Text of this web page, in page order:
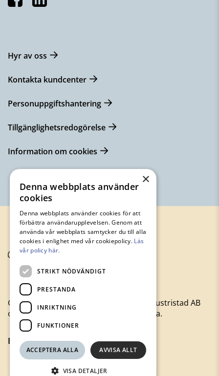
Hyr av oss
Kontakta kundcenter
Personuppgiftshantering
Tillgänglighetsredogörelse
Information om cookies
Gamla Byn är moderbolag till Avesta Industristad AB
och hyr ut lägenheter och lokaler i Avesta.
Besök gamlabyn.se
×
Denna webbplats använder
cookies
Denna webbplats använder cookies för att
förbättra användarupplevelsen. Genom att
använda vår webbplats samtycker du till alla
cookies i enlighet med vår cookiepolicy. Läs
vår policy här.
STRIKT NÖDVÄNDIGT
PRESTANDA
INRIKTNING
FUNKTIONER
ACCEPTERA ALLA AVVISA ALLT
VISA DETALJER